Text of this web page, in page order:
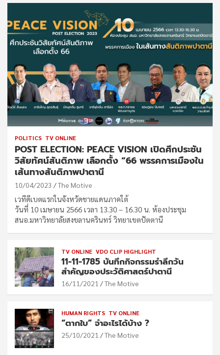
POLITICS TV ONLINE
POST ELECTION: PEACE VISION เปิดศึกประชัน
วิสัยทัศน์สันติภาพ เลือกตั้ง “66 พรรคการเมืองใน
เส้นทางสันติภาพปาตานี
10/04/2023 The Motive
เวทีดีเบตแรกในจังหวัดชายแดนภาคใต้
วันที่ 10 เมษายน 2566 เวลา 13.30 – 16.30 น. ห้องประชุม
สนอ.มหาวิทยาลัยสงขลานครินทร์ วิทยาเขตปัตตานี
TV ONLINE VDO CLIP HIGHLIGHT
11-11-1785 บันทึกกิจกรรมรำลึกวัน
สำคัญของประวัติศาสตร์ปาตานี
16/11/2021 The Motive
HUMAN RIGHTS TV ONLINE
“ตากใบ” จำอะไรได้บ้าง ?
25/10/2021 The Motive